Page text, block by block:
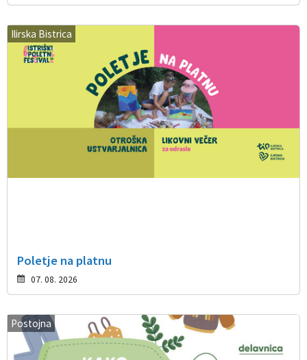
Ilirska Bistrica
Poletje na platnu
07. 08. 2026
Postojna